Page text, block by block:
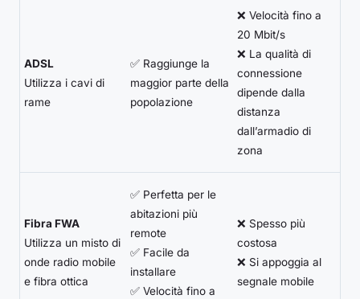
ADSL
Utilizza i cavi di
rame
✅ Raggiunge la
maggior parte della
popolazione
❌ Velocità fino a
20 Mbit/s
❌ La qualità di
connessione
dipende dalla
distanza
dall’armadio di
zona
Fibra FWA
Utilizza un misto di
onde radio mobile
e fibra ottica
✅ Perfetta per le
abitazioni più
remote
✅ Facile da
installare
✅ Velocità fino a
❌ Spesso più
costosa
❌ Si appoggia al
segnale mobile